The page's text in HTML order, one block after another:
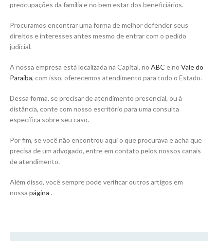
preocupações da família e no bem estar dos beneficiários.
Procuramos encontrar uma forma de melhor defender seus
direitos e interesses antes mesmo de entrar com o pedido
judicial.
A nossa empresa está localizada na Capital, no ABC e no Vale do
Paraíba, com isso, oferecemos atendimento para todo o Estado.
Dessa forma, se precisar de atendimento presencial, ou à
distância, conte com nosso escritório para uma consulta
específica sobre seu caso.
Por fim, se você não encontrou aqui o que procurava e acha que
precisa de um advogado, entre em contato pelos nossos canais
de atendimento.
Além disso, você sempre pode verificar outros artigos em
nossa página .